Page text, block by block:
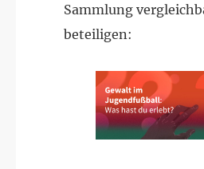
Sammlung
beteiligen: